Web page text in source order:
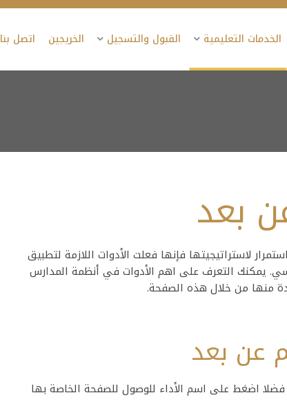
الخدمات التعليمية القبول والتسجيل الخريجين اتصل بنا
بعد
لاستراتيجيتها فإنها فعلت الأدوات اللازمة لتطبيق
يمكنك التعرف على اهم الأدوات في أنظمة المدارس
منها من خلال هذه الصفحة.
عن بعد
اضغط على اسم الأداء للوصول للصفحة الخاصة بها